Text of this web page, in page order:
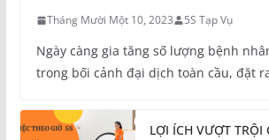
Tháng Mười Một 10, 2023 5S Tạp Vụ
Ngày càng gia tăng số lượng bệnh
trong bối cảnh đại dịch toàn cầu, đặt
LỢI ÍCH VƯỢT TRỘI